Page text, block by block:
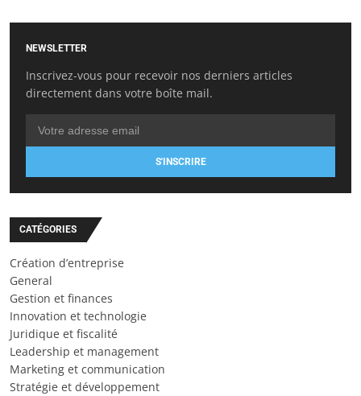
NEWSLETTER
Inscrivez-vous pour recevoir nos derniers articles
directement dans votre boîte mail.
S'INSCRIRE
CATÉGORIES
Création d’entreprise
General
Gestion et finances
Innovation et technologie
Juridique et fiscalité
Leadership et management
Marketing et communication
Stratégie et développement